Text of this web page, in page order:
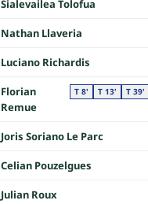
Sialevailea Tolofua
Nathan Llaveria
Luciano Richardis
Florian
Remue
T 8' T 13' T 39'
Joris Soriano Le Parc
Celian Pouzelgues
Julian Roux